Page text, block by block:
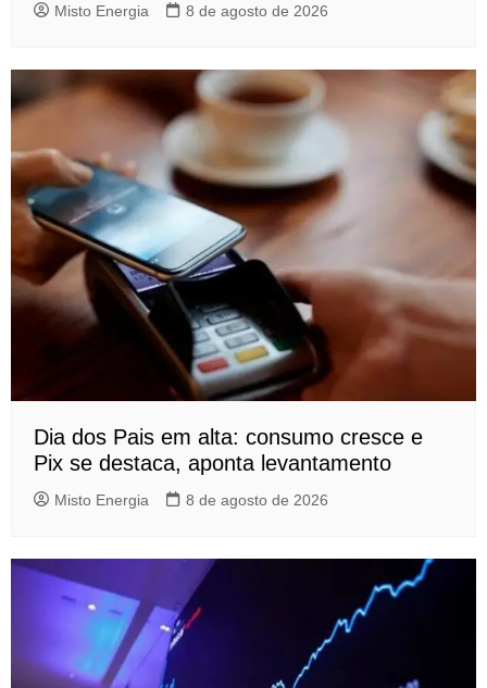
Misto Energia 8 de agosto de 2026
Dia dos Pais em alta: consumo cresce e
Pix se destaca, aponta levantamento
Misto Energia 8 de agosto de 2026